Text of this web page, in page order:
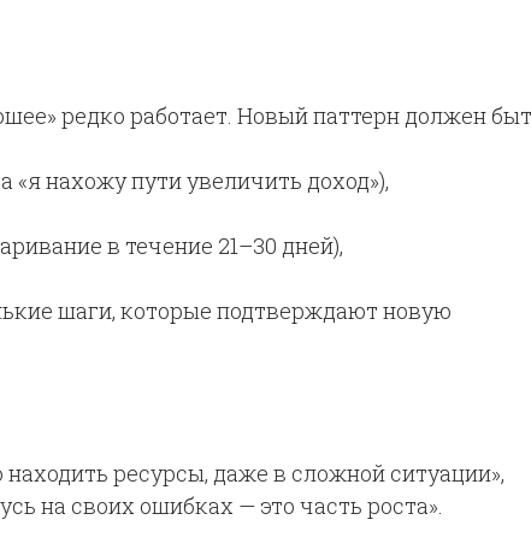
редко работает. Новый паттерн должен
нахожу пути увеличить доход»),
в течение 21–30 дней),
шаги, которые подтверждают новую
ресурсы, даже в сложной ситуации»,
на своих ошибках — это часть роста».